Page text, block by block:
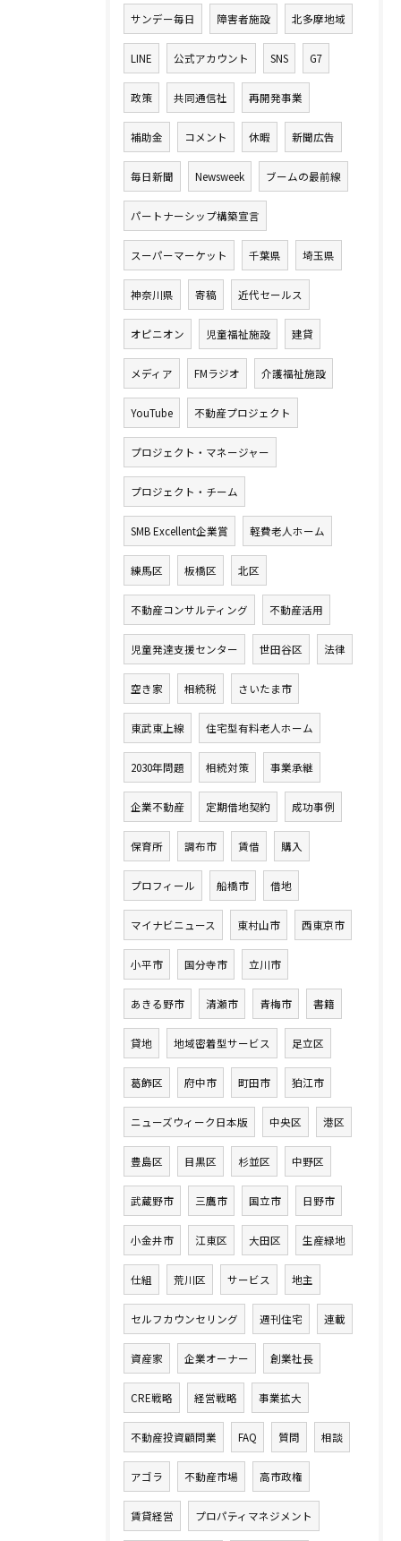
サンデー毎日 障害者施設 北多摩地域
LINE 公式アカウント SNS G7
政策 共同通信社 再開発事業
補助金 コメント 休暇 新聞広告
毎日新聞 Newsweek ブームの最前線
パートナーシップ構築宣言
スーパーマーケット 千葉県 埼玉県
神奈川県 寄稿 近代セールス
オピニオン 児童福祉施設 建貸
メディア FMラジオ 介護福祉施設
YouTube 不動産プロジェクト
プロジェクト・マネージャー
プロジェクト・チーム
SMB Excellent企業賞 軽費老人ホーム
練馬区 板橋区 北区
不動産コンサルティング 不動産活用
児童発達支援センター 世田谷区 法律
空き家 相続税 さいたま市
東武東上線 住宅型有料老人ホーム
2030年問題 相続対策 事業承継
企業不動産 定期借地契約 成功事例
保育所 調布市 賃借 購入
プロフィール 船橋市 借地
マイナビニュース 東村山市 西東京市
小平市 国分寺市 立川市
あきる野市 清瀬市 青梅市 書籍
貸地 地域密着型サービス 足立区
葛飾区 府中市 町田市 狛江市
ニューズウィーク日本版 中央区 港区
豊島区 目黒区 杉並区 中野区
武蔵野市 三鷹市 国立市 日野市
小金井市 江東区 大田区 生産緑地
仕組 荒川区 サービス 地主
セルフカウンセリング 週刊住宅 連載
資産家 企業オーナー 創業社長
CRE戦略 経営戦略 事業拡大
不動産投資顧問業 FAQ 質問 相談
アゴラ 不動産市場 高市政権
賃貸経営 プロパティマネジメント